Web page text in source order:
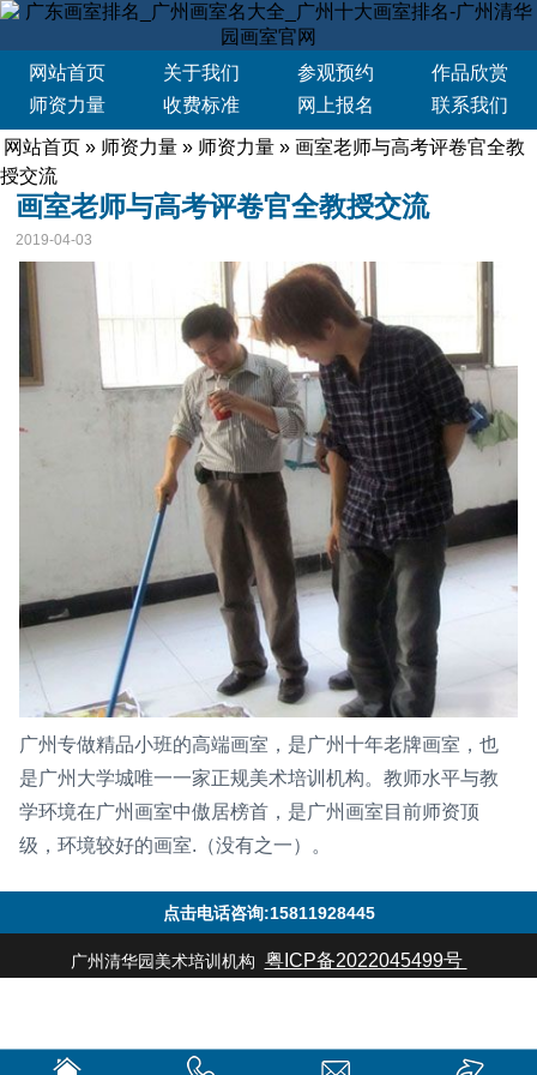
网站首页 关于我们 参观预约
作品欣赏
师资力量
收费标准 网上报名 联系我们
网站首页 » 师资力量 » 师资力量 » 画室老师与高考评卷官全教
授交流
画室老师与高考评卷官全教授交流
2019-04-03
广州专做精品小班的高端画室，是广州十年老牌画室，也
是广州大学城唯一一家正规美术培训机构。教师水平与教
学环境在广州画室中傲居榜首，是广州画室目前师资顶
级，环境较好的画室.（没有之一）。
点击电话咨询:15811928445
广州清华园美术培训机构 粤ICP备2022045499号